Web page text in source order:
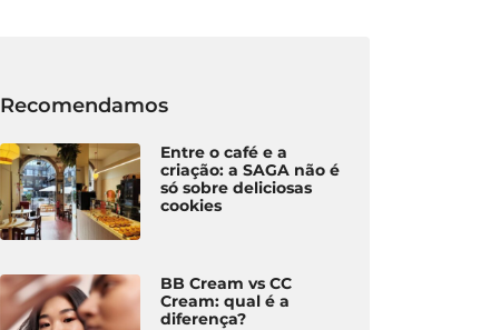
Recomendamos
Entre o café e a
criação: a SAGA não é
só sobre deliciosas
cookies
BB Cream vs CC
Cream: qual é a
diferença?